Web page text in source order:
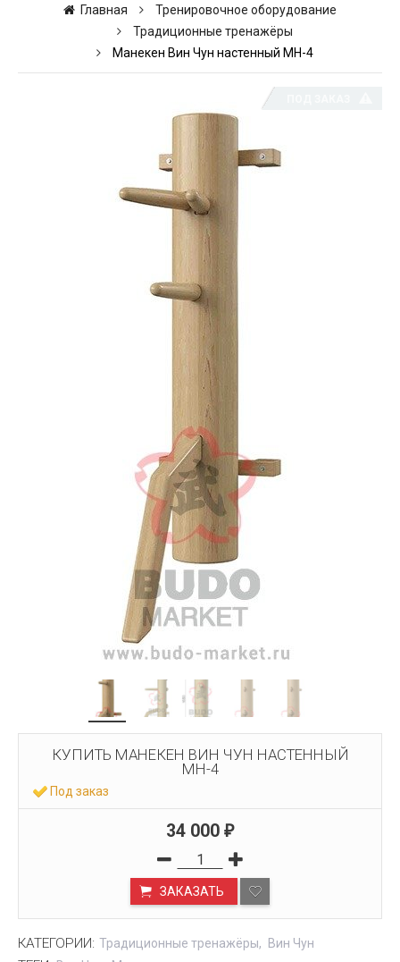
Главная
Тренировочное оборудование
Традиционные тренажёры
Манекен Вин Чун настенный МН-4
КУПИТЬ МАНЕКЕН ВИН ЧУН НАСТЕННЫЙ
МН-4
Под заказ
34 000 ₽
ЗАКАЗАТЬ
КАТЕГОРИИ: Традиционные тренажёры Вин Чун